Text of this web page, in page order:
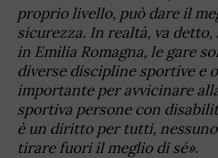
proprio livello, può dare il
sicurezza. In realtà, va
in Emilia Romagna, le gare
diverse discipline sportive e
importante per avvicinare
sportiva persone con
è un diritto per tutti,
tirare fuori il meglio di sé».